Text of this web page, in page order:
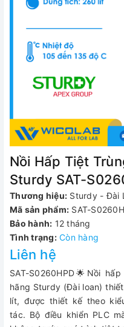
Nồi Hấp Tiệt
Sturdy SAT-
Thương hiệu: Sturdy - Đài
Mã sản phẩm: SAT-
Bảo hành: 12 tháng
Tình trạng: Còn hàng
Liên hệ
SAT-S0260HPD🌟Nồi
hãng Sturdy (Đài loan)
lít, được thiết kế theo
tác. Bộ điều khiển PLC